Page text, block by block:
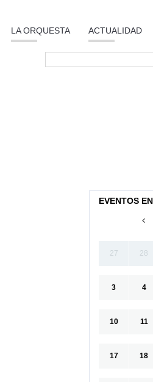
LA ORQUESTA ACTUALIDAD
EVENTOS
27 28
3 4
10 11
17 18